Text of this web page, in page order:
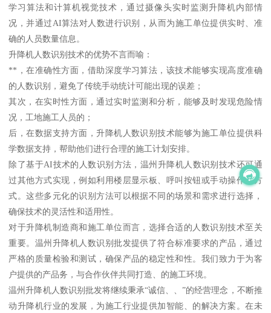
学习算法和计算机视觉技术，通过摄像头实时监测升降机内部情
况，并通过AI算法对人数进行识别，从而为施工单位提供实时、准
确的人员数量信息。
升降机人数识别技术的优势不言而喻：
**，在准确性方面，借助深度学习算法，该技术能够实现高度准确
的人数识别，避免了传统手动统计可能出现的误差；
其次，在实时性方面，通过实时监测和分析，能够及时发现危险情
况，工地施工人员的；
后，在数据支持方面，升降机人数识别技术能够为施工单位提供科
学数据支持，帮助他们进行合理的施工计划安排。
除了基于AI技术的人数识别方法，温州升降机人数识别技术还可通
过其他方式实现，例如利用楼层显示板、呼叫按钮或手动操作等方
式。这些多元化的识别方法可以根据不同的场景和需求进行选择，
确保技术的灵活性和适用性。
对于升降机制造商和施工单位而言，选择合适的人数识别技术至关
重要。温州升降机人数识别批发提供了符合标准要求的产品，通过
严格的质量检验和测试，确保产品的稳定性和性。我们致力于为客
户提供的产品务，与合作伙伴共同打造、的施工环境。
温州升降机人数识别批发将继续秉承“诚信、、”的经营理念，不断推
动升降机行业的发展，为施工行业提供加智能、的解决方案。在未